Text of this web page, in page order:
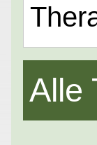
Alle